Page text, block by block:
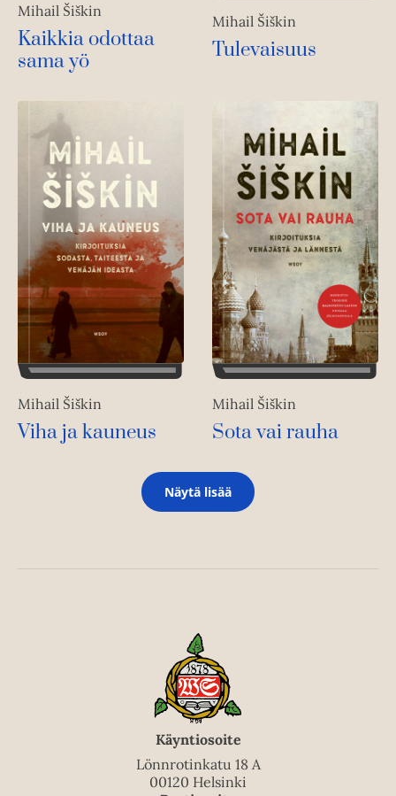
Mihail Šiškin
Kaikkia odottaa
sama yö
Mihail Šiškin
Tulevaisuus
Mihail Šiškin
Viha ja kauneus
Mihail Šiškin
Sota vai rauha
Näytä lisää
Käyntiosoite
Lönnrotinkatu 18 A
00120 Helsinki